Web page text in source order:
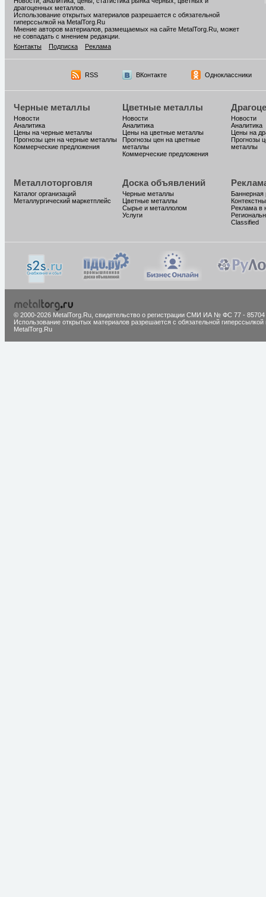
драгоценных металлов.
Использование открытых материалов разрешается с обязательной
гиперссылкой на MetalTorg.Ru
Мнение авторов материалов, размещаемых на сайте MetalTorg.Ru, может
не совпадать с мнением редакции.
Контакты
Подписка Реклама
RSS ВКонтакте Одноклассники
Черные металлы
Новости
Аналитика
Цены на черные металлы
Прогнозы цен на черные металлы
Коммерческие предложения
Цветные металлы
Новости
Аналитика
Цены на цветные металлы
Прогнозы цен на цветные
металлы
Коммерческие предложения
Новости
Аналитика
Цены на
Прогнозы
металлы
Металлоторговля
Каталог организаций
Металлургический маркетплейс
Доска объявлений
Черные металлы
Цветные металлы
Сырье и металлолом
Услуги
Баннерная
Реклама в
Classified
© 2000-2026 MetalTorg.Ru, cвидетельство о регистрации СМИ ИА № ФС 77 - 85704
Использование открытых материалов разрешается с обязательной гиперссылкой
MetalTorg.Ru